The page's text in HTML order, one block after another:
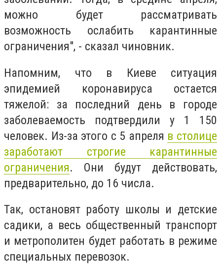
можно будет рассматривать
возможность ослабить карантинные
ограничения", - сказал чиновник.
Напомним, что в Киеве ситуация
эпидемией коронавируса остается
тяжелой: за последний день в городе
заболеваемость подтвердили у 1 150
человек. Из-за этого с 5 апреля в столице
заработают строгие карантинные
ограничения. Они будут действовать,
предварительно, до 16 числа.
Так, остановят работу школы и детские
садики, а весь общественный транспорт
и метрополитен будет работать в режиме
специальных перевозок.